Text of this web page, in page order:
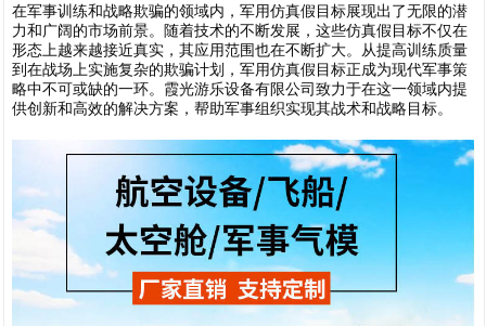
在军事训练和战略欺骗的领域内，军用仿真假目标展现出了无限的潜
力和广阔的市场前景。随着技术的不断发展，这些仿真假目标不仅在
形态上越来越接近真实，其应用范围也在不断扩大。从提高训练质量
到在战场上实施复杂的欺骗计划，军用仿真假目标正成为现代军事策
略中不可或缺的一环。霞光游乐设备有限公司致力于在这一领域内提
供创新和高效的解决方案，帮助军事组织实现其战术和战略目标。